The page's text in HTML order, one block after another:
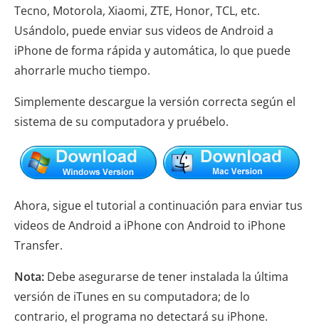
Tecno, Motorola, Xiaomi, ZTE, Honor, TCL, etc.
Usándolo, puede enviar sus videos de Android a
iPhone de forma rápida y automática, lo que puede
ahorrarle mucho tiempo.
Simplemente descargue la versión correcta según el
sistema de su computadora y pruébelo.
Ahora, sigue el tutorial a continuación para enviar tus
videos de Android a iPhone con Android to iPhone
Transfer.
Nota: Debe asegurarse de tener instalada la última
versión de iTunes en su computadora; de lo
contrario, el programa no detectará su iPhone.